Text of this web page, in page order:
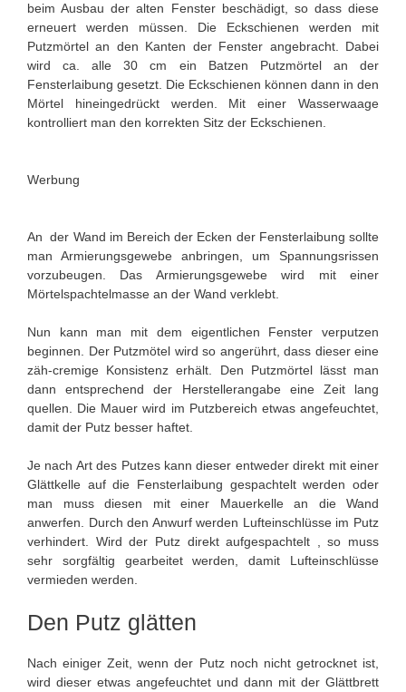
beim Ausbau der alten Fenster beschädigt, so dass diese
erneuert werden müssen. Die Eckschienen werden mit
Putzmörtel an den Kanten der Fenster angebracht. Dabei
wird ca. alle 30 cm ein Batzen Putzmörtel an der
Fensterlaibung gesetzt. Die Eckschienen können dann in den
Mörtel hineingedrückt werden. Mit einer Wasserwaage
kontrolliert man den korrekten Sitz der Eckschienen.
Werbung
An der Wand im Bereich der Ecken der Fensterlaibung sollte
man Armierungsgewebe anbringen, um Spannungsrissen
vorzubeugen. Das Armierungsgewebe wird mit einer
Mörtelspachtelmasse an der Wand verklebt.
Nun kann man mit dem eigentlichen Fenster verputzen
beginnen. Der Putzmötel wird so angerührt, dass dieser eine
zäh-cremige Konsistenz erhält. Den Putzmörtel lässt man
dann entsprechend der Herstellerangabe eine Zeit lang
quellen. Die Mauer wird im Putzbereich etwas angefeuchtet,
damit der Putz besser haftet.
Je nach Art des Putzes kann dieser entweder direkt mit einer
Glättkelle auf die Fensterlaibung gespachtelt werden oder
man muss diesen mit einer Mauerkelle an die Wand
anwerfen. Durch den Anwurf werden Lufteinschlüsse im Putz
verhindert. Wird der Putz direkt aufgespachtelt , so muss
sehr sorgfältig gearbeitet werden, damit Lufteinschlüsse
vermieden werden.
Den Putz glätten
Nach einiger Zeit, wenn der Putz noch nicht getrocknet ist,
wird dieser etwas angefeuchtet und dann mit der Glättbrett